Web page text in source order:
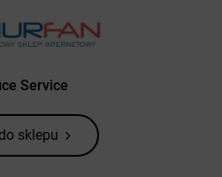
Service
sklepu